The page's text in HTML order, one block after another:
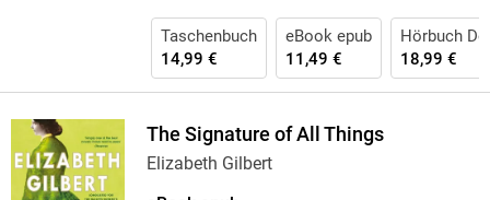
Taschenbuch
14,99 €
eBook epub
11,49 €
Hörbuch
18,99 €
The Signature of All Things
Elizabeth Gilbert